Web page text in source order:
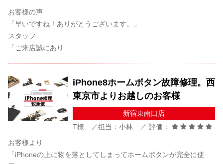
お客様の声
「早いですね！ありがとうございます。」
スタッフ
「ご来店誠にあり...
iPhone8ホームボタン故障修理。西
東京市よりお越しのお客様
新宿東南口店
T様 ／担当：小林 ／ 評価：
お客様より
「iPhoneの上に物を落としてしまってホームボタンが完全に使